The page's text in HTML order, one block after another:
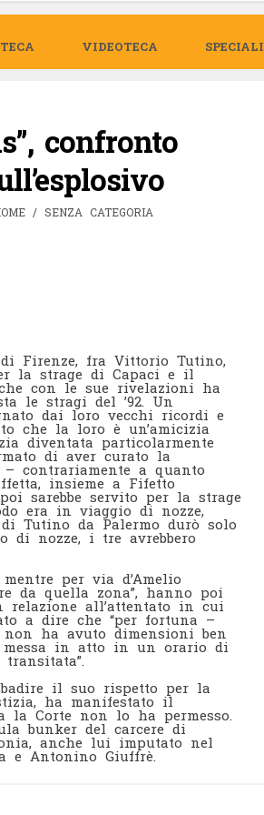
VIDEOTECA SPECIALI
confronto
/ SENZA CATEGORIA
Firenze, fra Vittorio Tutino,
la strage di Capaci e il
con le sue rivelazioni ha
le stragi del ’92. Un
dai loro vecchi ricordi e
che la loro è un’amicizia
diventata particolarmente
di aver curato la
contrariamente a quanto
insieme a Fifetto
sarebbe servito per la strage
era in viaggio di nozze,
di Tutino da Palermo durò solo
nozze, i tre avrebbero
per via d’Amelio
da quella zona”, hanno poi
relazione all’attentato in cui
a dire che “per fortuna –
ha avuto dimensioni ben
messa in atto in un orario di
il suo rispetto per la
ha manifestato il
Corte non lo ha permesso.
bunker del carcere di
anche lui imputato nel
e Antonino Giuffrè.